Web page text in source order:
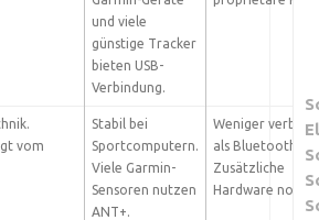
und viele
günstige Tracker
bieten USB-
Verbindung.
vom
Stabil bei
Sportcomputern.
Viele Garmin-
Sensoren nutzen
ANT+.
Weniger
als Bluetooth.
Zusätzliche
Hardware